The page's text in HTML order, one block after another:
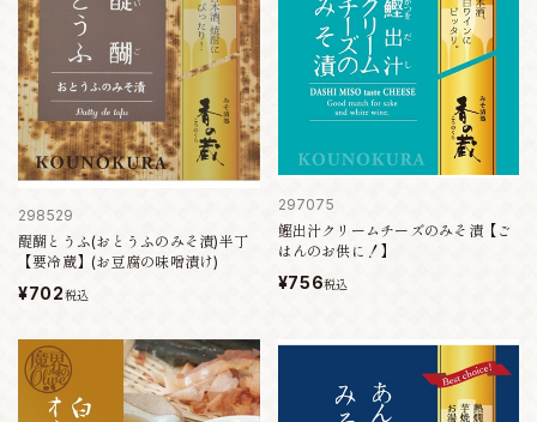
298529
醍醐とうふ(おとうふのみそ漬)半丁
【要冷蔵】(お豆腐の味噌漬け)
¥702税込
297075
鰹出汁クリームチーズのみそ漬【ご
はんのお供に！】
¥756税込